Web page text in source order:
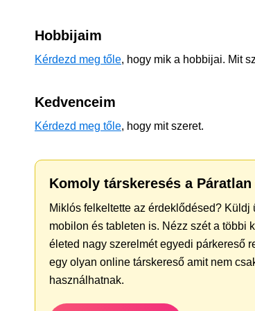
Hobbijaim
Kérdezd meg tőle, hogy mik a hobbijai. Mit
Kedvenceim
Kérdezd meg tőle, hogy mit szeret.
Komoly társkeresés a
Miklós felkeltette az érdeklődésed?
mobilon és tableten is. Nézz szét a többi
életed nagy szerelmét egyedi párkereső
egy olyan online társkereső amit nem
használhatnak.